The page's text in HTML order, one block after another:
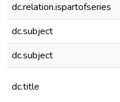
dc.relation.ispartofseries
dc.subject
dc.subject
dc.title